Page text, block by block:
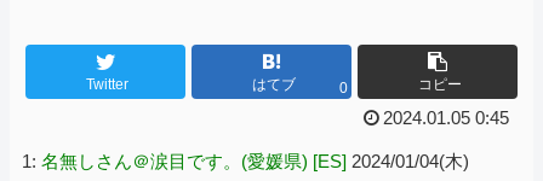
Twitter はてブ 0 コピー
2024.01.05 0:45
1: 名無しさん＠涙目です。(愛媛県) [ES] 2024/01/04(木)